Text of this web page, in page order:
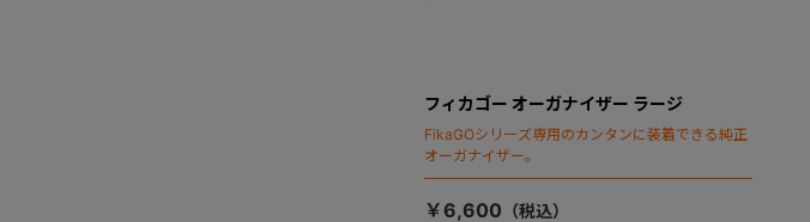
フィカゴー オーガナイザー ラージ
FikaGOシリーズ専用のカンタンに装着できる純正
オーガナイザー。
￥6,600